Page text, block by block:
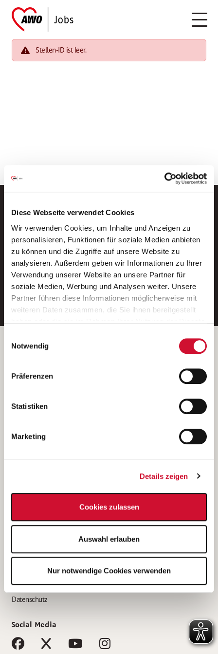
Diese Webseite verwendet Cookies
Wir verwenden Cookies, um Inhalte und Anzeigen zu
personalisieren, Funktionen für soziale Medien anbieten
zu können und die Zugriffe auf unsere Website zu
analysieren. Außerdem geben wir Informationen zu Ihrer
Verwendung unserer Website an unsere Partner für
soziale Medien, Werbung und Analysen weiter. Unsere
Partner führen diese Informationen möglicherweise mit
weiteren Daten zusammen, die Sie ihnen bereitgestellt
Wenn Sie auf „Cookies zulassen“ klicken, so stimmen
Sie der Speicherung sämtlicher Cookies zu. Sie können
Ihre Einwilligung selbstverständlich jederzeit widerrufen,
indem Sie die Cookie-Einstellungen aufrufen und diese
unsererDatenschutzerklärung
Notwendig
Präferenzen
Statistiken
Marketing
Details zeigen
Cookies zulassen
Auswahl erlauben
Nur notwendige Cookies verwenden
Stellen-ID ist leer.
Neue Stellen per E-Mail.
Ein kostenloser Service von AWO
Jobs.
E-Mail-Adresse eintragen
Betreiber der Webseite
Kantstraße 45a
(Ein Tochterunternehmen des AWO Bezirksverbandes Unterfranken
e.V.)
Bewerbung als Altenpflegehelfer*in
Bewerbung als Erzieher*in
AWO Gliederungen nach Bundesland
Impressum
Datenschutz
Social Media